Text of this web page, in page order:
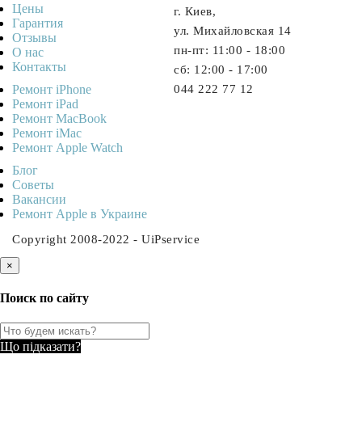
г. Киев,
ул. Михайловская 14
пн-пт: 11:00 - 18:00
cб: 12:00 - 17:00
044 222 77 12
Цены
Гарантия
Отзывы
О нас
Контакты
Ремонт iPhone
Ремонт iPad
Ремонт MacBook
Ремонт iMac
Ремонт Apple Watch
Блог
Советы
Ваканcии
Ремонт Apple в Украине
Copyright 2008-2022 - UiPservice
×
Поиск по сайту
Що підказати?